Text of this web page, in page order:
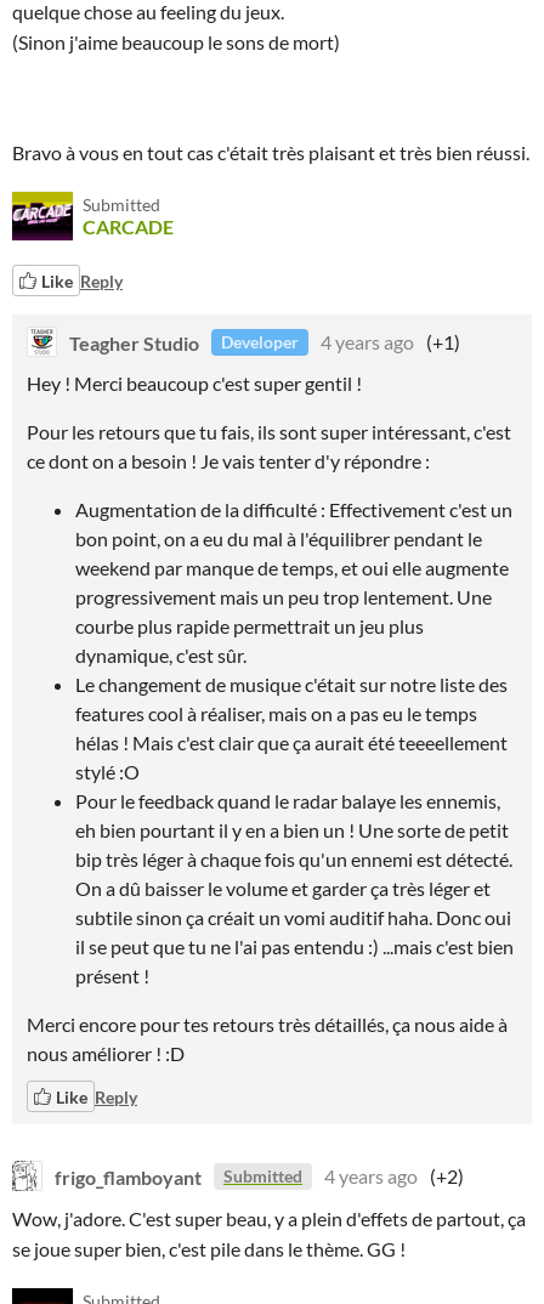
quelque chose au feeling du jeux.
(Sinon j'aime beaucoup le sons de mort)
Bravo à vous en tout cas c'était très plaisant et très bien réussi.
Submitted
CARCADE
Like Reply
Teagher Studio Developer 4 years ago (+1)
Hey ! Merci beaucoup c'est super gentil !
Pour les retours que tu fais, ils sont super intéressant, c'est
ce dont on a besoin ! Je vais tenter d'y répondre :
Augmentation de la difficulté : Effectivement c'est un
bon point, on a eu du mal à l'équilibrer pendant le
weekend par manque de temps, et oui elle augmente
progressivement mais un peu trop lentement. Une
courbe plus rapide permettrait un jeu plus
dynamique, c'est sûr.
Le changement de musique c'était sur notre liste des
features cool à réaliser, mais on a pas eu le temps
hélas ! Mais c'est clair que ça aurait été teeeellement
stylé :O
Pour le feedback quand le radar balaye les ennemis,
eh bien pourtant il y en a bien un ! Une sorte de petit
bip très léger à chaque fois qu'un ennemi est détecté.
On a dû baisser le volume et garder ça très léger et
subtile sinon ça créait un vomi auditif haha. Donc oui
il se peut que tu ne l'ai pas entendu :) ...mais c'est bien
présent !
Merci encore pour tes retours très détaillés, ça nous aide à
nous améliorer ! :D
Like Reply
frigo_flamboyant Submitted 4 years ago (+2)
Wow, j'adore. C'est super beau, y a plein d'effets de partout, ça
se joue super bien, c'est pile dans le thème. GG !